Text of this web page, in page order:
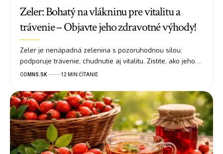
Zeler: Bohatý na vlákninu pre vitalitu a
trávenie – Objavte jeho zdravotné výhody!
Zeler je nenápadná zelenina s pozoruhodnou silou:
podporuje trávenie, chudnutie aj vitalitu. Zistite, ako jeho…
OD MNS.SK 12 MIN ČÍTANIE